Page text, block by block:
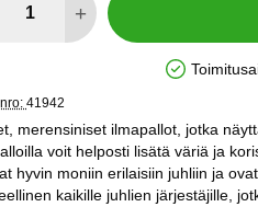
+
Saatavuus:
41942
merensiniset ilmapallot, jotka
voit helposti lisätä väriä ja
hyvin moniin erilaisiin juhliin ja
kaikille juhlien järjestäjille,